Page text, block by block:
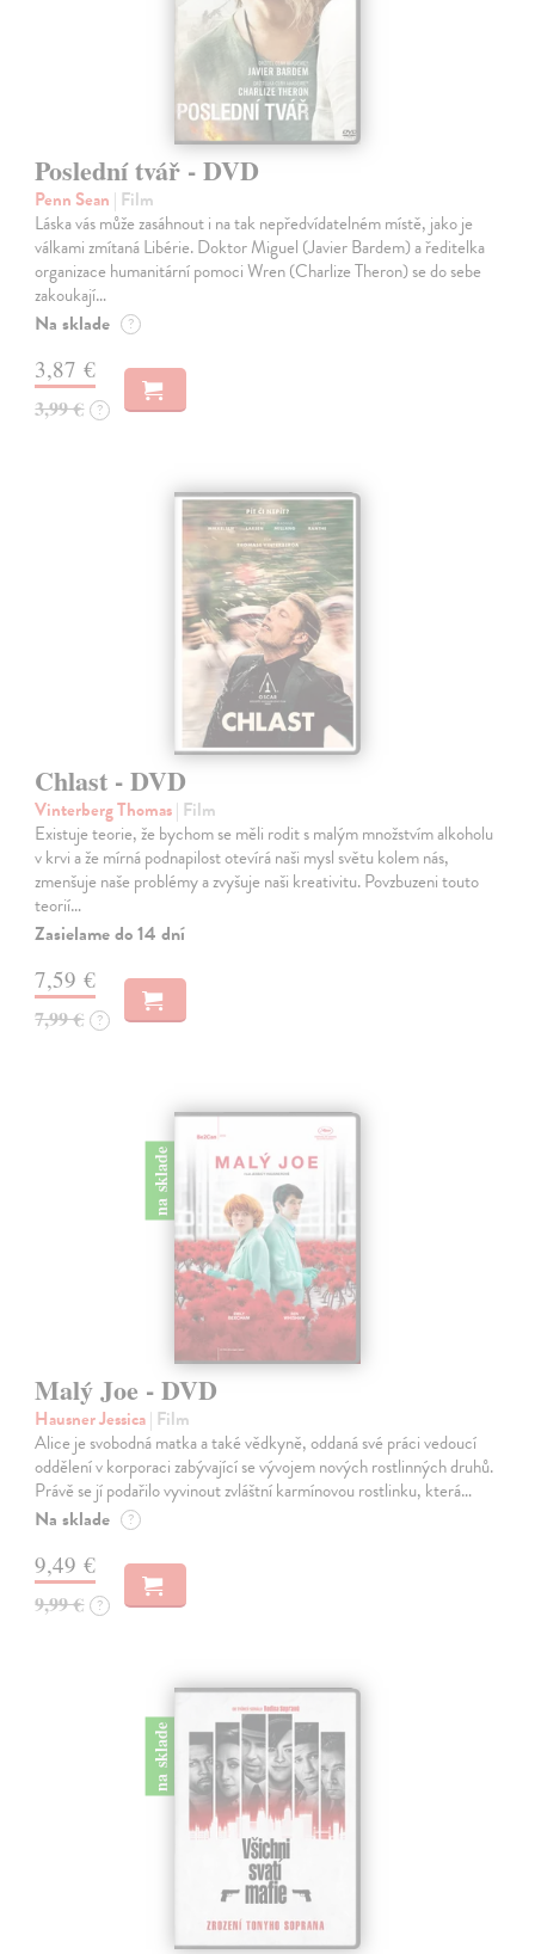
Poslední tvář - DVD
Penn Sean | Film
Láska vás může zasáhnout i na tak nepředvídatelném místě, jako je
válkami zmítaná Libérie. Doktor Miguel (Javier Bardem) a ředitelka
organizace humanitární pomoci Wren (Charlize Theron) se do sebe
zakoukají…
Na sklade ?
3,87 €
3,99 € ?
Chlast - DVD
Vinterberg Thomas| Film
Existuje teorie, že bychom se měli rodit s malým množstvím alkoholu
v krvi a že mírná podnapilost otevírá naši mysl světu kolem nás,
zmenšuje naše problémy a zvyšuje naši kreativitu. Povzbuzeni touto
teorií…
Zasielame do 14 dní
7,59 €
7,99 € ?
na sklade
Malý Joe - DVD
Hausner Jessica| Film
Alice je svobodná matka a také vědkyně, oddaná své práci vedoucí
oddělení v korporaci zabývající se vývojem nových rostlinných druhů.
Právě se jí podařilo vyvinout zvláštní karmínovou rostlinku, která…
Na sklade ?
9,49 €
9,99 € ?
na sklade